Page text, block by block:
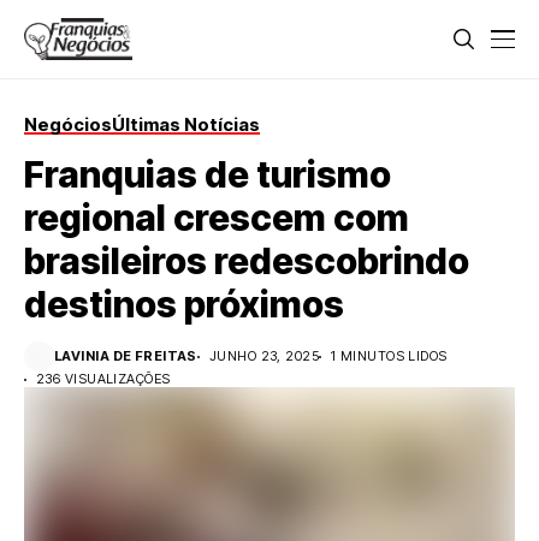
NegóciosÚltimas Notícias
Franquias de turismo
regional crescem com
brasileiros redescobrindo
destinos próximos
LAVINIA DE FREITAS JUNHO 23, 2025
1 MINUTOS LIDOS
236 VISUALIZAÇÕES